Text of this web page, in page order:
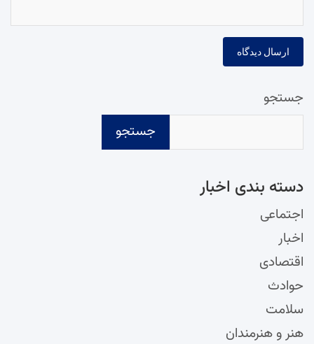
جستجو
جستجو
دسته‌ بندی اخبار
اجتماعی
اخبار
اقتصادی
حوادث
سلامت
هنر و هنرمندان